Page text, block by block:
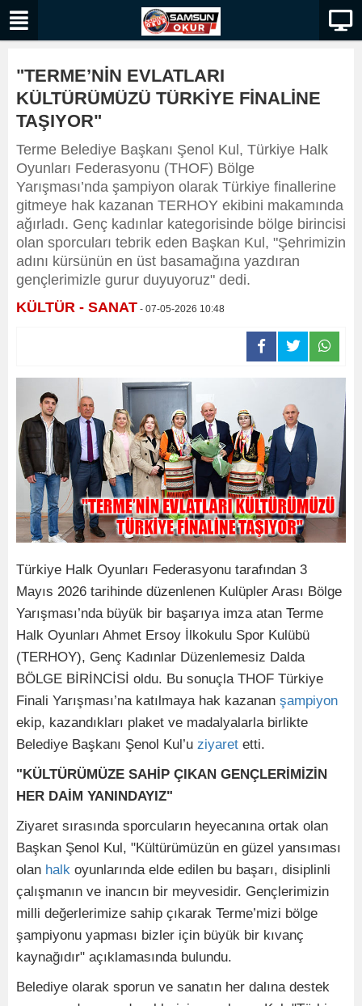
"TERME’NİN EVLATLARI
KÜLTÜRÜMÜZÜ TÜRKİYE FİNALİNE
TAŞIYOR"
Terme Belediye Başkanı Şenol Kul, Türkiye Halk
Oyunları Federasyonu (THOF) Bölge
Yarışması’nda şampiyon olarak Türkiye finallerine
gitmeye hak kazanan TERHOY ekibini makamında
ağırladı. Genç kadınlar kategorisinde bölge birincisi
olan sporcuları tebrik eden Başkan Kul, "Şehrimizin
adını kürsünün en üst basamağına yazdıran
gençlerimizle gurur duyuyoruz" dedi.
KÜLTÜR - SANAT - 07-05-2026 10:48
Türkiye Halk Oyunları Federasyonu tarafından 3
Mayıs 2026 tarihinde düzenlenen Kulüpler Arası Bölge
Yarışması’nda büyük bir başarıya imza atan Terme
Halk Oyunları Ahmet Ersoy İlkokulu Spor Kulübü
(TERHOY), Genç Kadınlar Düzenlemesiz Dalda
BÖLGE BİRİNCİSİ oldu. Bu sonuçla THOF Türkiye
Finali Yarışması’na katılmaya hak kazanan şampiyon
ekip, kazandıkları plaket ve madalyalarla birlikte
Belediye Başkanı Şenol Kul’u ziyaret etti.
"KÜLTÜRÜMÜZE SAHİP ÇIKAN GENÇLERİMİZİN
HER DAİM YANINDAYIZ"
Ziyaret sırasında sporcuların heyecanına ortak olan
Başkan Şenol Kul, "Kültürümüzün en güzel yansıması
olan halk oyunlarında elde edilen bu başarı, disiplinli
çalışmanın ve inancın bir meyvesidir. Gençlerimizin
milli değerlerimize sahip çıkarak Terme’mizi bölge
şampiyonu yapması bizler için büyük bir kıvanç
kaynağıdır" açıklamasında bulundu.
Belediye olarak sporun ve sanatın her dalına destek